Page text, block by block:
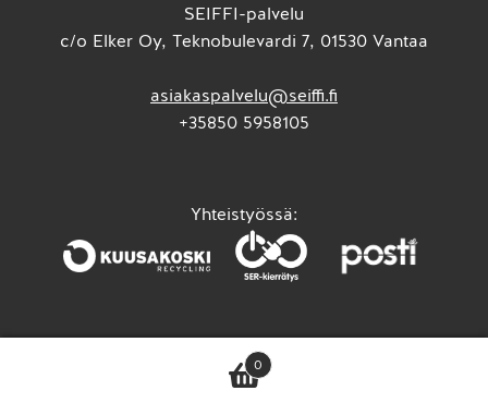
SEIFFI-palvelu
c/o Elker Oy, Teknobulevardi 7, 01530 Vantaa
asiakaspalvelu@seiffi.fi
+35850 5958105
Yhteistyössä:
0